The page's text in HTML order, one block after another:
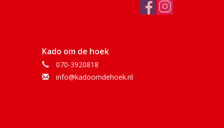
Kado om de hoek
070-3920818
info@kadoomdehoek.nl